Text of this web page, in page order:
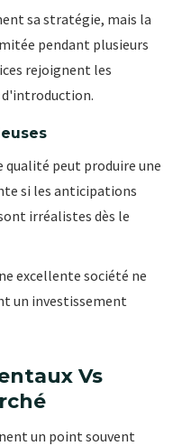
sa stratégie, mais la
pendant plusieurs
rejoignent les
qualité peut produire une
si les anticipations
irréalistes dès le
excellente société ne
un investissement
Vs
un point souvent